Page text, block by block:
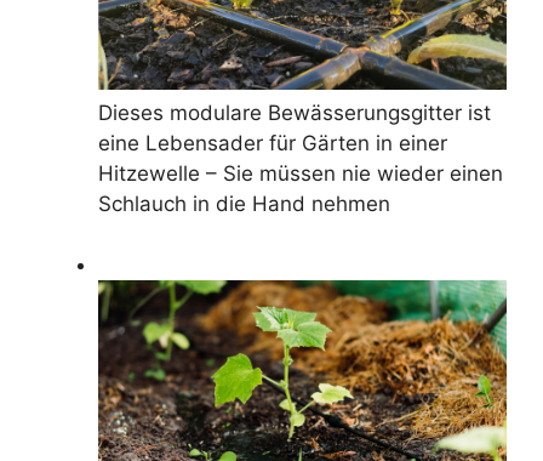
Dieses modulare Bewässerungsgitter ist
eine Lebensader für Gärten in einer
Hitzewelle – Sie müssen nie wieder einen
Schlauch in die Hand nehmen